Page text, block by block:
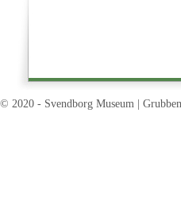
© 2020 - Svendborg Museum |